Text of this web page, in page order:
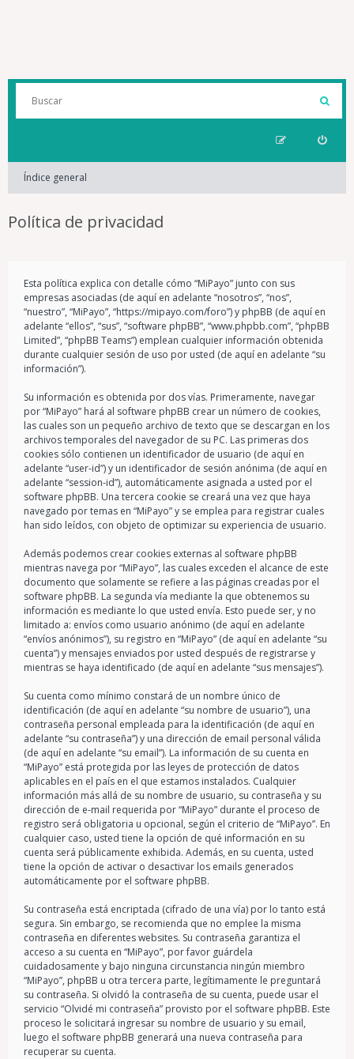
Índice general
Política de privacidad
Esta política explica con detalle cómo “MiPayo” junto con sus
empresas asociadas (de aquí en adelante “nosotros”, “nos”,
“nuestro”, “MiPayo”, “https://mipayo.com/foro”) y phpBB (de aquí en
adelante “ellos”, “sus”, “software phpBB”, “www.phpbb.com”, “phpBB
Limited”, “phpBB Teams”) emplean cualquier información obtenida
durante cualquier sesión de uso por usted (de aquí en adelante “su
información”).
Su información es obtenida por dos vías. Primeramente, navegar
por “MiPayo” hará al software phpBB crear un número de cookies,
las cuales son un pequeño archivo de texto que se descargan en los
archivos temporales del navegador de su PC. Las primeras dos
cookies sólo contienen un identificador de usuario (de aquí en
adelante “user-id”) y un identificador de sesión anónima (de aquí en
adelante “session-id”), automáticamente asignada a usted por el
software phpBB. Una tercera cookie se creará una vez que haya
navegado por temas en “MiPayo” y se emplea para registrar cuales
han sido leídos, con objeto de optimizar su experiencia de usuario.
Además podemos crear cookies externas al software phpBB
mientras navega por “MiPayo”, las cuales exceden el alcance de este
documento que solamente se refiere a las páginas creadas por el
software phpBB. La segunda vía mediante la que obtenemos su
información es mediante lo que usted envía. Esto puede ser, y no
limitado a: envíos como usuario anónimo (de aquí en adelante
“envíos anónimos”), su registro en “MiPayo” (de aquí en adelante “su
cuenta”) y mensajes enviados por usted después de registrarse y
mientras se haya identificado (de aquí en adelante “sus mensajes”).
Su cuenta como mínimo constará de un nombre único de
identificación (de aquí en adelante “su nombre de usuario”), una
contraseña personal empleada para la identificación (de aquí en
adelante “su contraseña”) y una dirección de email personal válida
(de aquí en adelante “su email”). La información de su cuenta en
“MiPayo” está protegida por las leyes de protección de datos
aplicables en el país en el que estamos instalados. Cualquier
información más allá de su nombre de usuario, su contraseña y su
dirección de e-mail requerida por “MiPayo” durante el proceso de
registro será obligatoria u opcional, según el criterio de “MiPayo”. En
cualquier caso, usted tiene la opción de qué información en su
cuenta será públicamente exhibida. Además, en su cuenta, usted
tiene la opción de activar o desactivar los emails generados
automáticamente por el software phpBB.
Su contraseña está encriptada (cifrado de una vía) por lo tanto está
segura. Sin embargo, se recomienda que no emplee la misma
contraseña en diferentes websites. Su contraseña garantiza el
acceso a su cuenta en “MiPayo”, por favor guárdela
cuidadosamente y bajo ninguna circunstancia ningún miembro
“MiPayo”, phpBB u otra tercera parte, legítimamente le preguntará
su contraseña. Si olvidó la contraseña de su cuenta, puede usar el
servicio “Olvidé mi contraseña” provisto por el software phpBB. Este
proceso le solicitará ingresar su nombre de usuario y su email,
luego el software phpBB generará una nueva contraseña para
recuperar su cuenta.